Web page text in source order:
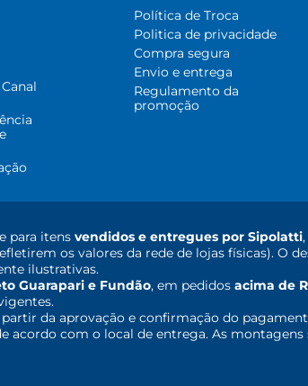
Política de Troca
Politica de privacidade
Compra segura
Envio e entrega
Regulamento da
promoção
para itens vendidos e entregues por Sipolatti
os valores da rede de lojas físicas). O
ilustrativas.
Guarapari e Fundão, em pedidos acima de
da aprovação e confirmação do
com o local de entrega. As